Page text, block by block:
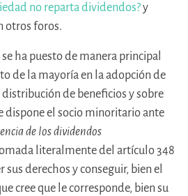
no reparta dividendos?y
otros foros.
ha puesto de manera principal
de la mayoría en la adopción de
de beneficios y sobre
dispone el socio minoritario ante
de los dividendos
literalmente del artículo 348
sus derechos y conseguir, bien el
cree que le corresponde, bien su